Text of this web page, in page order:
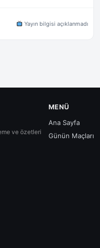
Yayın bilgisi açıklanmadı
ve özetleri
MENÜ
Ana Sayfa
Günün Maçları